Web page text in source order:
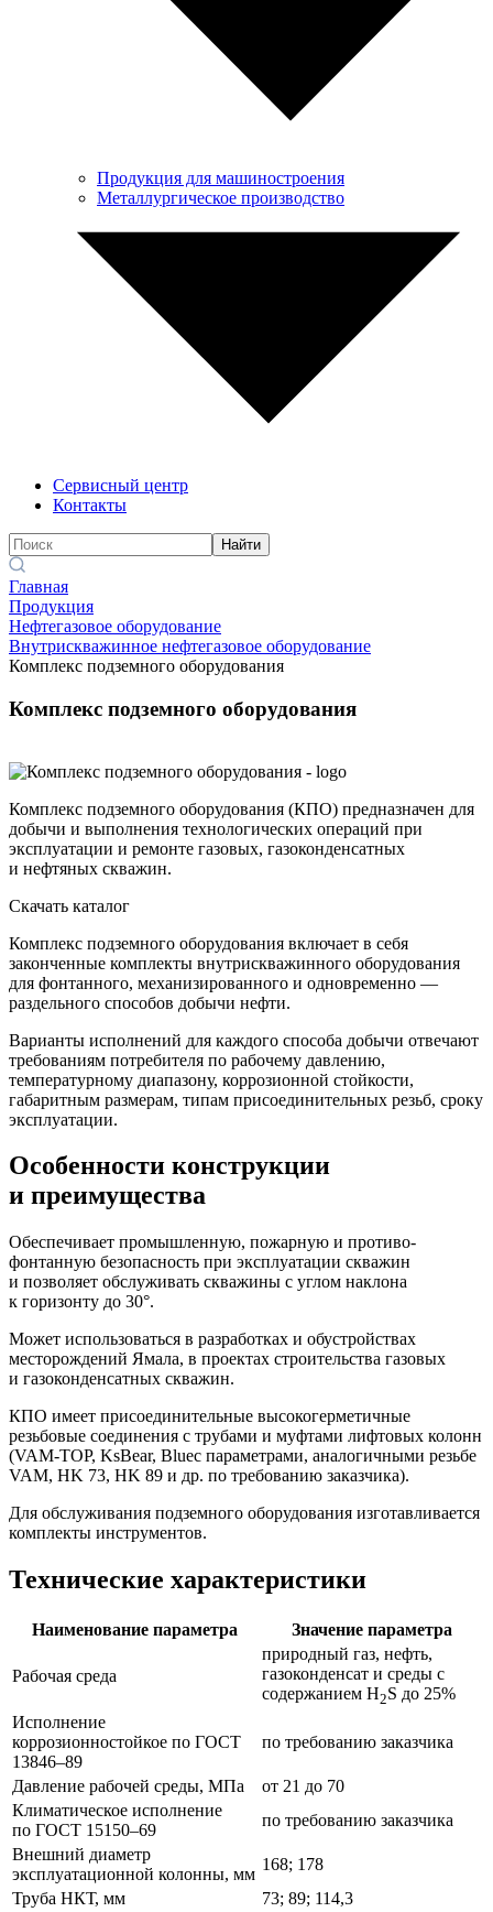
Продукция для машиностроения
Металлургическое производство
Сервисный центр
Контакты
Найти
Главная
Продукция
Нефтегазовое оборудование
Внутрискважинное нефтегазовое оборудование
Комплекс подземного оборудования
Комплекс подземного оборудования
Комплекс подземного оборудования (КПО) предназначен для
добычи и выполнения технологических операций при
эксплуатации и ремонте газовых, газоконденсатных
и нефтяных скважин.
Скачать каталог
Комплекс подземного оборудования включает в себя
законченные комплекты внутрискважинного оборудования
для фонтанного, механизированного и одновременно —
раздельного способов добычи нефти.
Варианты исполнений для каждого способа добычи отвечают
требованиям потребителя по рабочему давлению,
температурному диапазону, коррозионной стойкости,
габаритным размерам, типам присоединительных резьб, сроку
эксплуатации.
Особенности конструкции
и преимущества
Обеспечивает промышленную, пожарную и противо-
фонтанную безопасность при эксплуатации скважин
и позволяет обслуживать скважины с углом наклона
к горизонту до 30°.
Может использоваться в разработках и обустройствах
месторождений Ямала, в проектах строительства газовых
и газоконденсатных скважин.
КПО имеет присоединительные высокогерметичные
резьбовые соединения с трубами и муфтами лифтовых колонн
(VAM-TOP, KsBear, Bluec параметрами, аналогичными резьбе
VAM, HK 73, HK 89 и др. по требованию заказчика).
Для обслуживания подземного оборудования изготавливается
комплекты инструментов.
Технические характеристики
Наименование параметра Значение параметра
Рабочая среда
природный газ, нефть,
газоконденсат и среды с
содержанием H2S до 25%
Исполнение
коррозионностойкое по ГОСТ
13846–89
по требованию заказчика
Давление рабочей среды, МПа
от 21 до 70
Климатическое исполнение
по ГОСТ 15150–69
по требованию заказчика
Внешний диаметр
эксплуатационной колонны, мм
168; 178
Труба НКТ, мм
73; 89; 114,3